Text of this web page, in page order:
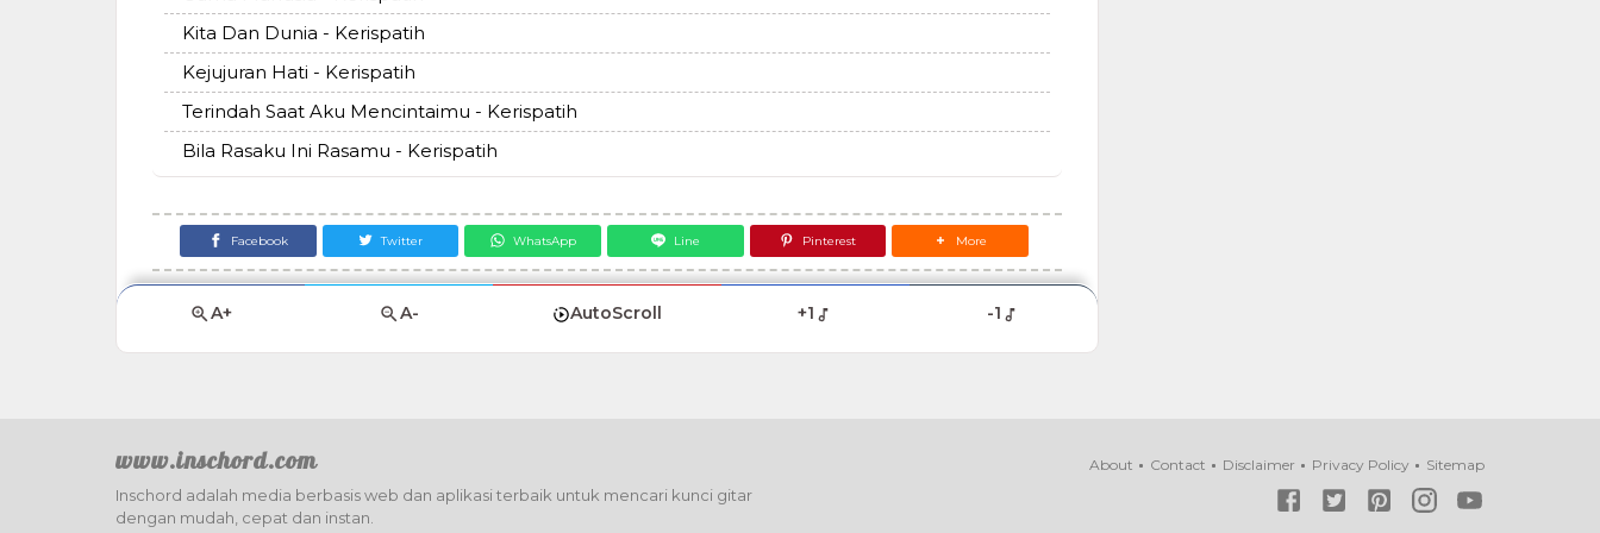
Kita Dan Dunia - Kerispatih
Kejujuran Hati - Kerispatih
Terindah Saat Aku Mencintaimu - Kerispatih
Bila Rasaku Ini Rasamu - Kerispatih
Facebook Twitter WhatsApp Line Pinterest More
A+ A- AutoScroll +1 -1
www.inschord.com
Inschord adalah media berbasis web dan aplikasi terbaik untuk mencari kunci gitar
dengan mudah, cepat dan instan.
About Contact Disclaimer Privacy Policy Sitemap